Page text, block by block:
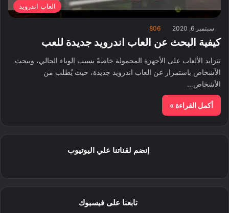
العاب اندرويد
سبتمبر 6, 2020 806
كيفية البحث عن العاب اندرويد جديدة للعب
تتزايد الألعاب على الأجهزة المحمولة خاصةً بسبب الوباء الحالي، ويبحث
الأشخاص باستمرار عن العاب اندرويد جديدة، حيث يُطلب من
الأشخاص…
أكمل القراءة »
إنضم لقناتنا علي اليوتيوب
تابعنا على فيسبوك